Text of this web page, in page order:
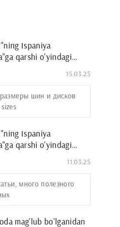
Ispaniya
qarshi o'yindagi
15.03.25
шин и дисков
Ispaniya
qarshi o'yindagi
11.03.25
много полезного
mag'lub bo'lganidan